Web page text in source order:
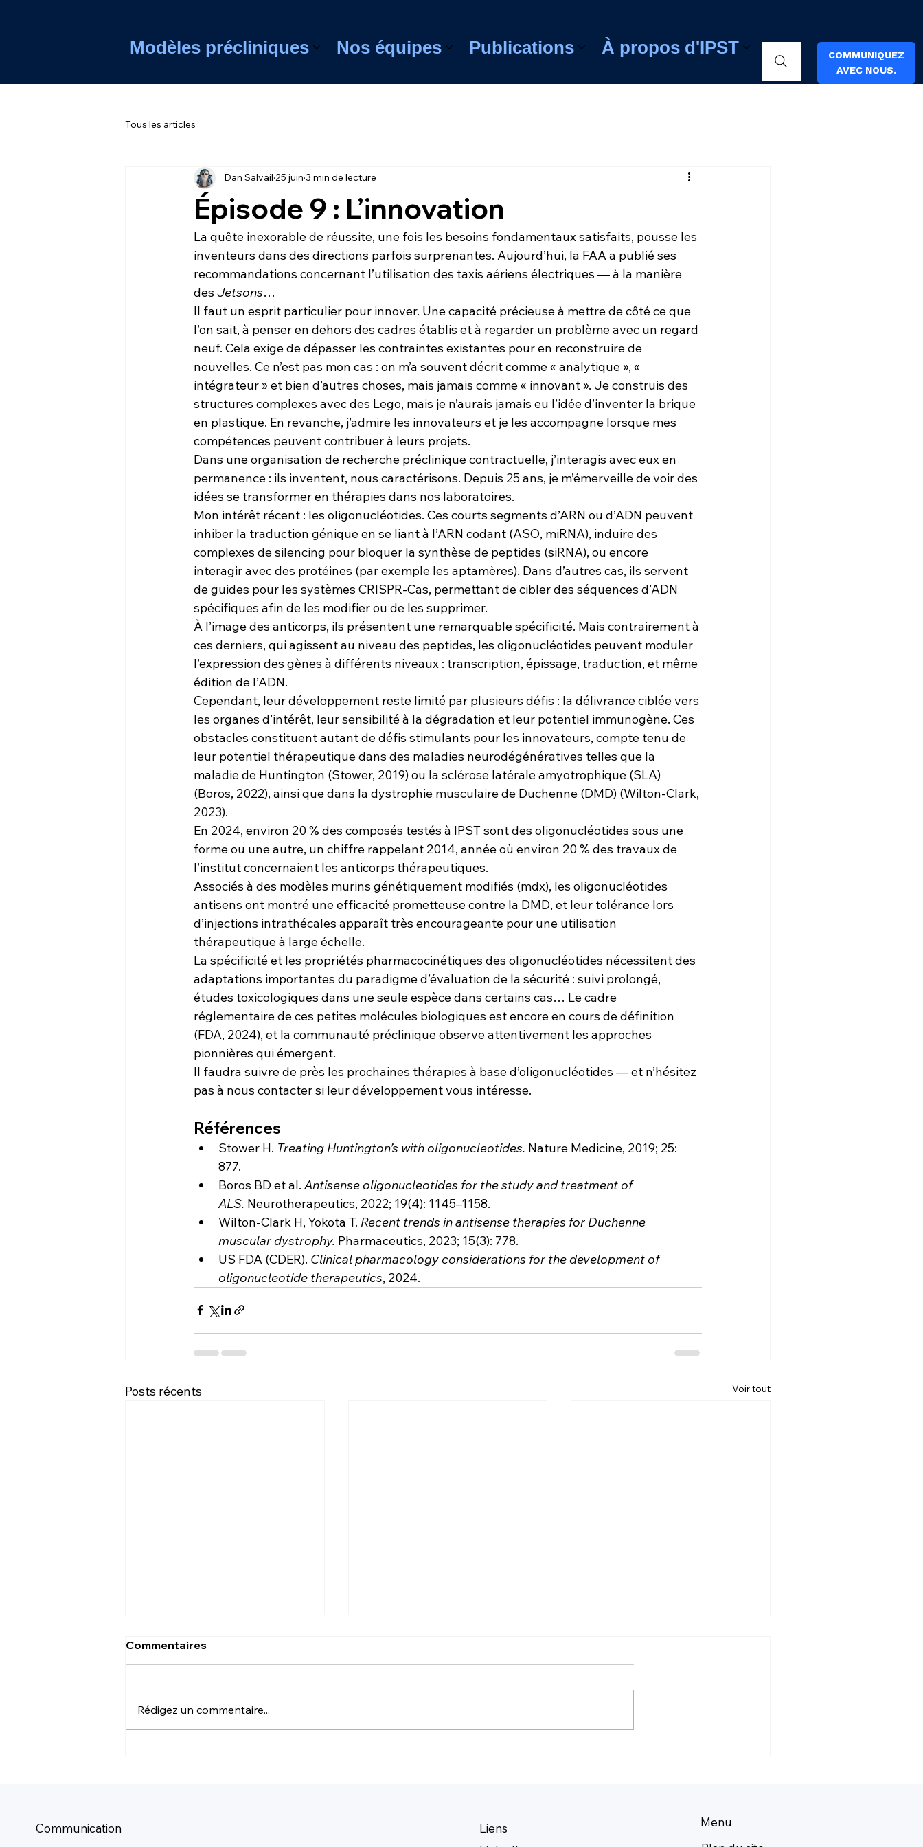
Modèles précliniques Nos équipes Publications À propos d'IPST
COMMUNIQUEZ
AVEC NOUS.
Tous les articles
Épisode 9 : L’innovation
Dan Salvail 25 juin 3 min de lecture
La quête inexorable de réussite, une fois les besoins fondamentaux satisfaits, pousse les
inventeurs dans des directions parfois surprenantes. Aujourd’hui, la FAA a publié ses
recommandations concernant l’utilisation des taxis aériens électriques — à la manière
des Jetsons…
Il faut un esprit particulier pour innover. Une capacité précieuse à mettre de côté ce que
l’on sait, à penser en dehors des cadres établis et à regarder un problème avec un regard
neuf. Cela exige de dépasser les contraintes existantes pour en reconstruire de
nouvelles. Ce n’est pas mon cas : on m’a souvent décrit comme « analytique », «
intégrateur » et bien d’autres choses, mais jamais comme « innovant ». Je construis des
structures complexes avec des Lego, mais je n’aurais jamais eu l’idée d’inventer la brique
en plastique. En revanche, j’admire les innovateurs et je les accompagne lorsque mes
compétences peuvent contribuer à leurs projets.
Dans une organisation de recherche préclinique contractuelle, j’interagis avec eux en
permanence : ils inventent, nous caractérisons. Depuis 25 ans, je m’émerveille de voir des
idées se transformer en thérapies dans nos laboratoires.
Mon intérêt récent : les oligonucléotides. Ces courts segments d’ARN ou d’ADN peuvent
inhiber la traduction génique en se liant à l’ARN codant (ASO, miRNA), induire des
complexes de silencing pour bloquer la synthèse de peptides (siRNA), ou encore
interagir avec des protéines (par exemple les aptamères). Dans d’autres cas, ils servent
de guides pour les systèmes CRISPR-Cas, permettant de cibler des séquences d’ADN
spécifiques afin de les modifier ou de les supprimer.
À l’image des anticorps, ils présentent une remarquable spécificité. Mais contrairement à
ces derniers, qui agissent au niveau des peptides, les oligonucléotides peuvent moduler
l’expression des gènes à différents niveaux : transcription, épissage, traduction, et même
édition de l’ADN.
Cependant, leur développement reste limité par plusieurs défis : la délivrance ciblée vers
les organes d’intérêt, leur sensibilité à la dégradation et leur potentiel immunogène. Ces
obstacles constituent autant de défis stimulants pour les innovateurs, compte tenu de
leur potentiel thérapeutique dans des maladies neurodégénératives telles que la
maladie de Huntington (Stower, 2019) ou la sclérose latérale amyotrophique (SLA)
(Boros, 2022), ainsi que dans la dystrophie musculaire de Duchenne (DMD) (Wilton-Clark,
2023).
En 2024, environ 20 % des composés testés à IPST sont des oligonucléotides sous une
forme ou une autre, un chiffre rappelant 2014, année où environ 20 % des travaux de
l’institut concernaient les anticorps thérapeutiques.
Associés à des modèles murins génétiquement modifiés (mdx), les oligonucléotides
antisens ont montré une efficacité prometteuse contre la DMD, et leur tolérance lors
d’injections intrathécales apparaît très encourageante pour une utilisation
thérapeutique à large échelle.
La spécificité et les propriétés pharmacocinétiques des oligonucléotides nécessitent des
adaptations importantes du paradigme d’évaluation de la sécurité : suivi prolongé,
études toxicologiques dans une seule espèce dans certains cas… Le cadre
réglementaire de ces petites molécules biologiques est encore en cours de définition
(FDA, 2024), et la communauté préclinique observe attentivement les approches
pionnières qui émergent.
Il faudra suivre de près les prochaines thérapies à base d’oligonucléotides — et n’hésitez
pas à nous contacter si leur développement vous intéresse.
Références
Stower H. Treating Huntington’s with oligonucleotides. Nature Medicine, 2019; 25:
877.
Boros BD et al. Antisense oligonucleotides for the study and treatment of
ALS. Neurotherapeutics, 2022; 19(4): 1145–1158.
Wilton-Clark H, Yokota T. Recent trends in antisense therapies for Duchenne
muscular dystrophy. Pharmaceutics, 2023; 15(3): 778.
US FDA (CDER). Clinical pharmacology considerations for the development of
oligonucleotide therapeutics, 2024.
Posts récents Voir tout
Commentaires
Rédigez un commentaire...
Communication
Liens
Menu